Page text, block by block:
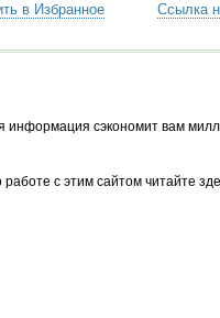
в Избранное Ссылка
информация сэкономит вам
работе с этим сайтом читайте